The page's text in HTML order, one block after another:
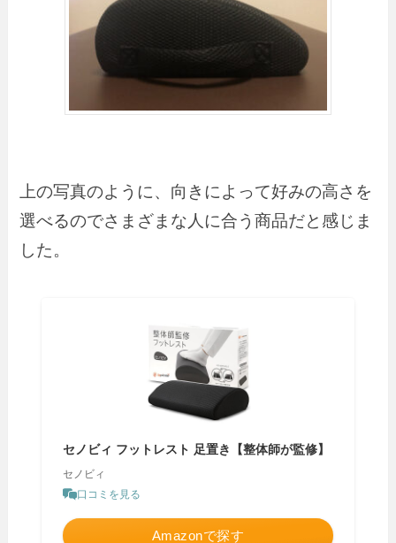
上の写真のように、向きによって好みの高さを
選べるのでさまざまな人に合う商品だと感じま
した。
セノビィ フットレスト 足置き【整体師が監修】
セノビィ
口コミを見る
Amazonで探す